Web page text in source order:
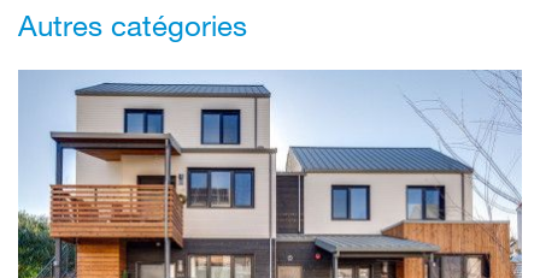
Autres catégories